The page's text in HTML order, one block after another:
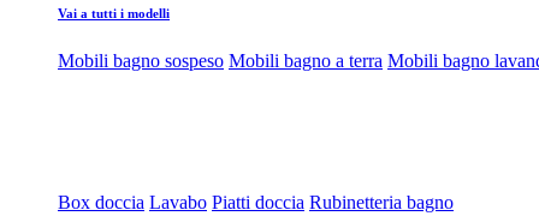
Vai a tutti i modelli
Mobili bagno sospeso Mobili bagno a terra Mobili bagno
Box doccia Lavabo Piatti doccia Rubinetteria bagno